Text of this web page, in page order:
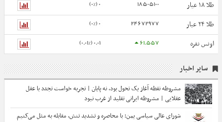
طلا ۱۸ عیار 18505100
0 (0%)
طلا ۲۴ عیار 24672977
0 (0%)
اونس نقره 61.557
0.01 (0.01%)
سایر اخبار
مشروطه نقطه آغاز یک تحول بود، نه پایان | تجربه خواست تجدد با عقل
عقلایی | مشروطه ایرانی تقلید از غرب نبود
شورای عالی سیاسی یمن: با محاصره و تشدید تنش، مقابله به مثل می‌کنیم